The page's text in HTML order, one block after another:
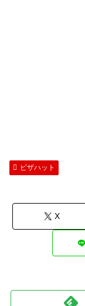
ピザハット
X